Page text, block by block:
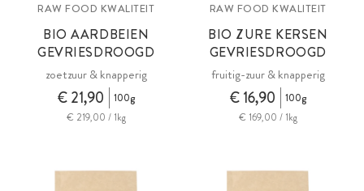
RAW FOOD KWALITEIT
BIO AARDBEIEN
GEVRIESDROOGD
zoetzuur & knapperig
€ 21,90
100g
€ 219,00 / 1kg
RAW FOOD KWALITEIT
BIO ZURE KERSEN
GEVRIESDROOGD
fruitig-zuur & knapperig
€ 16,90
100g
€ 169,00 / 1kg